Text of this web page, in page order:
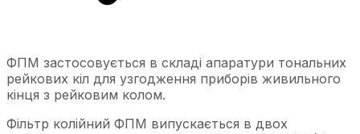
ФПМ застосовується в складі апаратури тональних
рейкових кіл для узгодження приборів живильного
кінця з рейковим колом.
Фільтр колійний ФПМ випускається в двох